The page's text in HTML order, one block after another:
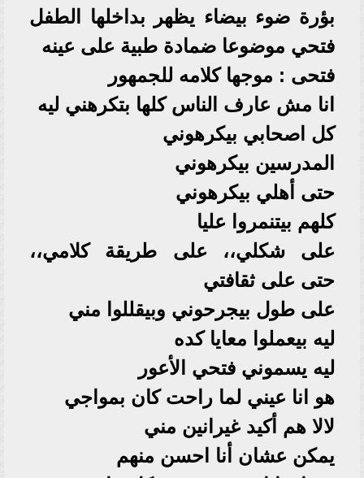
بؤرة ضوء بيضاء يظهر بداخلها الطفل
فتحي موضوعا ضمادة طبية على عينه
فتحى : موجها كلامه للجمهور
انا مش عارف الناس كلها بتكرهني ليه
كل اصحابي بيكرهوني
المدرسين بيكرهوني
حتى أهلي بيكرهوني
كلهم بيتنمروا عليا
على شكلي،، على طريقة كلامي،،
حتى على ثقافتي
على طول بيجرحوني وبيقللوا مني
ليه بيعملوا معايا كده
ليه يسموني فتحي الأعور
هو انا عيني لما راحت كان بمواجي
لالا هم أكيد غيرانين مني
يمكن عشان أنا احسن منهم